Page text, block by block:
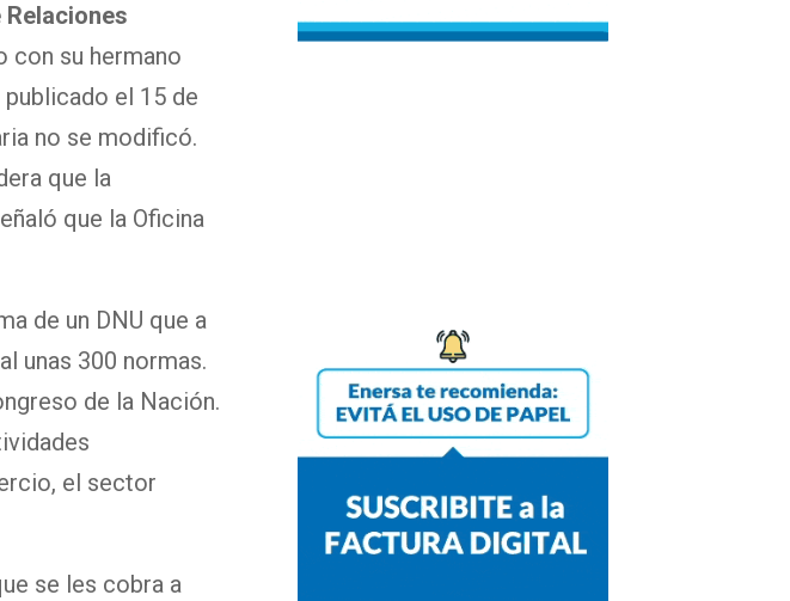
con su hermano
el 15 de
no se modificó.
que la
que la Oficina
de un DNU que a
unas 300 normas.
de la Nación.
el sector
se les cobra a